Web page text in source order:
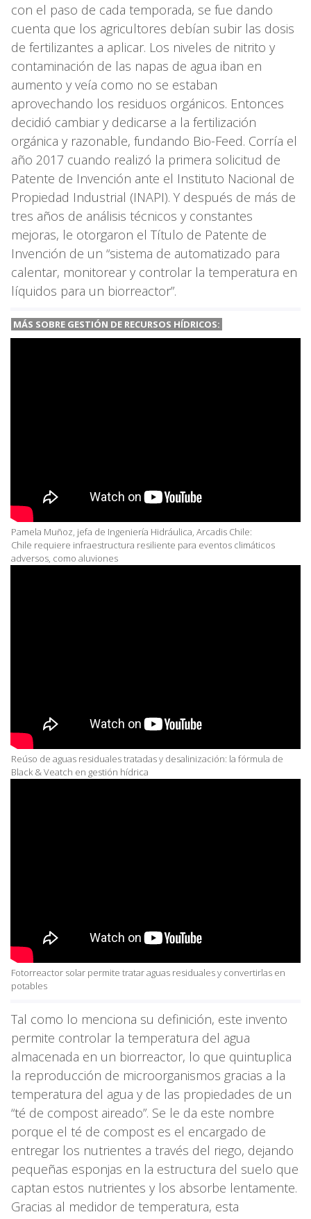
con el paso de cada temporada, se fue dando
cuenta que los agricultores debían subir las dosis
de fertilizantes a aplicar. Los niveles de nitrito y
contaminación de las napas de agua iban en
aumento y veía como no se estaban
aprovechando los residuos orgánicos. Entonces
decidió cambiar y dedicarse a la fertilización
orgánica y razonable, fundando Bio-Feed. Corría el
año 2017 cuando realizó la primera solicitud de
Patente de Invención ante el Instituto Nacional de
Propiedad Industrial (INAPI). Y después de más de
tres años de análisis técnicos y constantes
mejoras, le otorgaron el Título de Patente de
Invención de un “sistema de automatizado para
calentar, monitorear y controlar la temperatura en
líquidos para un biorreactor”.
MÁS SOBRE GESTIÓN DE RECURSOS HÍDRICOS:
Pamela Muñoz, jefa de Ingeniería Hidráulica, Arcadis Chile:
Chile requiere infraestructura resiliente para eventos climáticos
adversos, como aluviones
Reúso de aguas residuales tratadas y desalinización: la fórmula de
Black & Veatch en gestión hídrica
Fotorreactor solar permite tratar aguas residuales y convertirlas en
potables
Tal como lo menciona su definición, este invento
permite controlar la temperatura del agua
almacenada en un biorreactor, lo que quintuplica
la reproducción de microorganismos gracias a la
temperatura del agua y de las propiedades de un
“té de compost aireado”. Se le da este nombre
porque el té de compost es el encargado de
entregar los nutrientes a través del riego, dejando
pequeñas esponjas en la estructura del suelo que
captan estos nutrientes y los absorbe lentamente.
Gracias al medidor de temperatura, esta